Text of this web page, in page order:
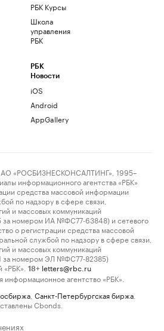
РБК Курсы
Школа
управления
РБК
РБК
Новости
iOS
Android
AppGallery
«РОСБИЗНЕСКОНСАЛТИНГ», 1995–
информационного агентства «РБК»
средства массовой информации
по надзору в сфере связи,
и массовых коммуникаций
за номером ИА №ФС77-63848) и сетевого
о регистрации средства массовой
службой по надзору в сфере связи,
и массовых коммуникаций
за номером ЭЛ №ФС77-82385)
18+ letters@rbc.ru
информационное агентство «РБК».
Санкт-Петербургская биржа
Cbonds.